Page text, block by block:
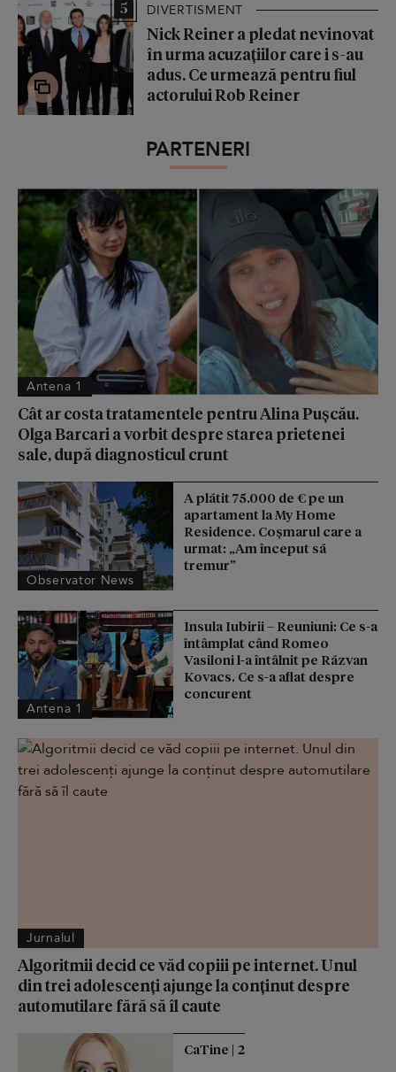
5 DIVERTISMENT
Nick Reiner a pledat nevinovat
în urma acuzațiilor care i s-au
adus. Ce urmează pentru fiul
actorului Rob Reiner
PARTENERI
Antena 1
Cât ar costa tratamentele pentru Alina Pușcău.
Olga Barcari a vorbit despre starea prietenei
sale, după diagnosticul crunt
Observator News
A plătit 75.000 de € pe un
apartament la My Home
Residence. Coşmarul care a
urmat: „Am început să
tremur”
Antena 1
Insula Iubirii – Reuniuni: Ce s-a
întâmplat când Romeo
Vasiloni l-a întâlnit pe Răzvan
Kovacs. Ce s-a aflat despre
concurent
Jurnalul
Algoritmii decid ce văd copiii pe internet. Unul
din trei adolescenți ajunge la conținut despre
automutilare fără să îl caute
CaTine | 2